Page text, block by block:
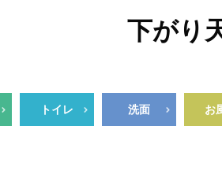
下がり
トイレ 洗面 お